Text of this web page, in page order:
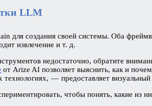
LLM
для создания своей системы. Оба
извлечение и т. д.
недостаточно, обратите
от Arize AI позволяет выяснить, как и
— предоставляет
чтобы понять, какие из